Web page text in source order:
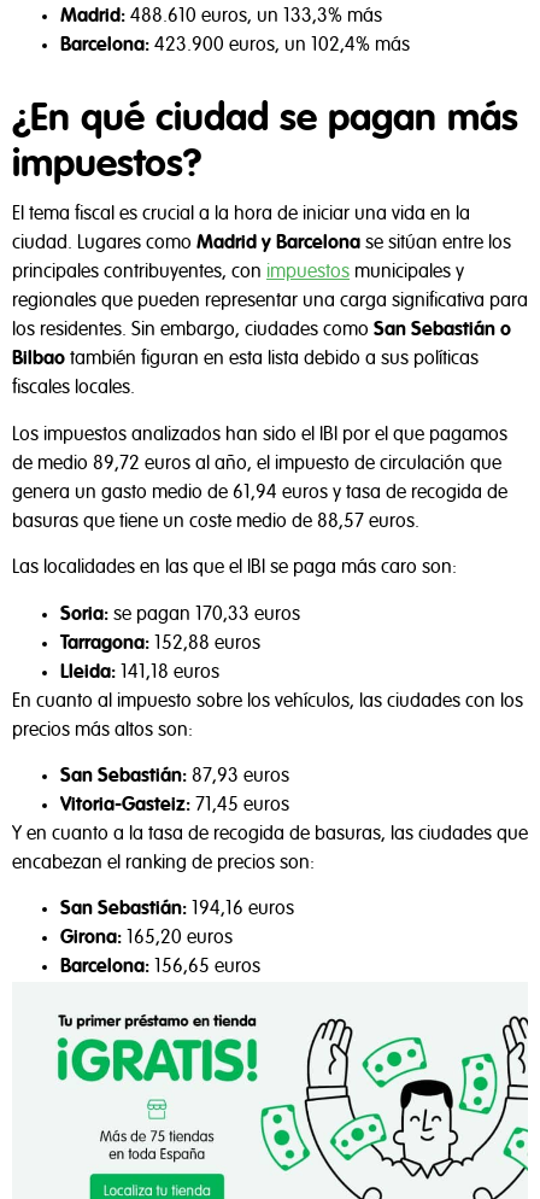
Madrid: 488.610 euros, un 133,3% más
Barcelona: 423.900 euros, un 102,4% más
¿En qué ciudad se pagan más
impuestos?
El tema fiscal es crucial a la hora de iniciar una vida en la
ciudad. Lugares como Madrid y Barcelona se sitúan entre los
principales contribuyentes, con impuestos municipales y
regionales que pueden representar una carga significativa para
los residentes. Sin embargo, ciudades como San Sebastián o
Bilbao también figuran en esta lista debido a sus políticas
fiscales locales.
Los impuestos analizados han sido el IBI por el que pagamos
de medio 89,72 euros al año, el impuesto de circulación que
genera un gasto medio de 61,94 euros y tasa de recogida de
basuras que tiene un coste medio de 88,57 euros.
Las localidades en las que el IBI se paga más caro son:
Soria: se pagan 170,33 euros
Tarragona: 152,88 euros
Lleida: 141,18 euros
En cuanto al impuesto sobre los vehículos, las ciudades con los
precios más altos son:
San Sebastián: 87,93 euros
Vitoria-Gasteiz: 71,45 euros
Y en cuanto a la tasa de recogida de basuras, las ciudades que
encabezan el ranking de precios son:
San Sebastián: 194,16 euros
Girona: 165,20 euros
Barcelona: 156,65 euros